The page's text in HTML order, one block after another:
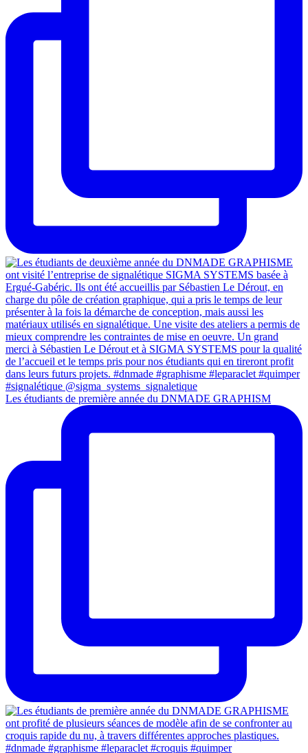
Les étudiants de première année du DNMADE GRAPHISM